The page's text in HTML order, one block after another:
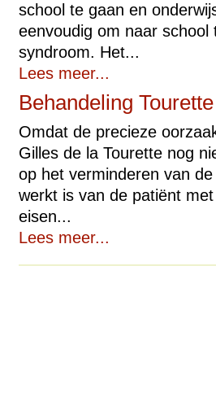
school te gaan en
eenvoudig om naar
syndroom. Het...
Lees meer...
Behandeling Tourette
Omdat de precieze
Gilles de la Tourette nog
op het verminderen van
werkt is van de patiënt
eisen...
Lees meer...